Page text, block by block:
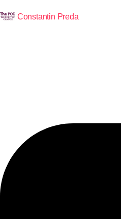
Constantin Preda